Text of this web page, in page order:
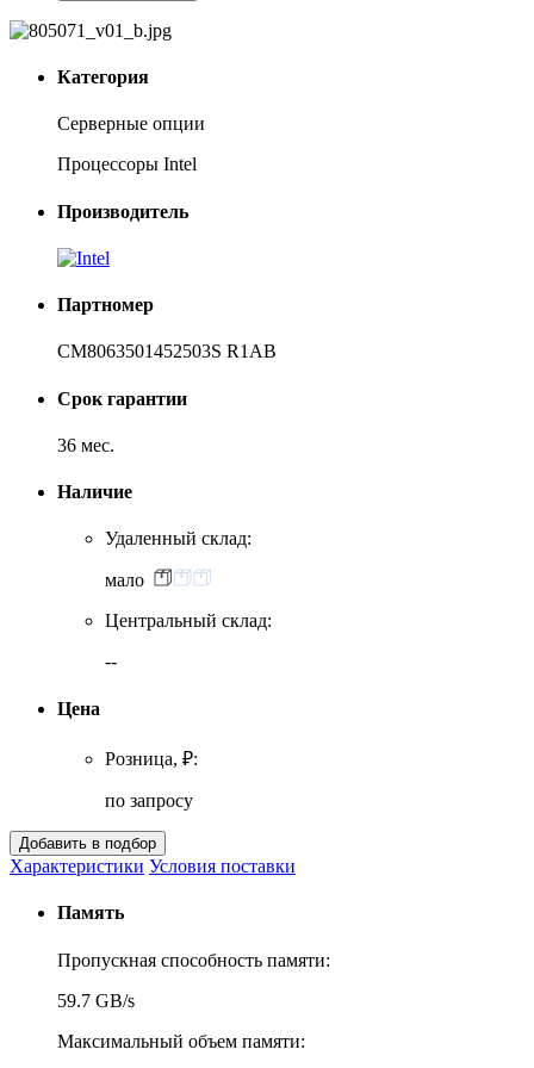
Категория
Серверные опции
Процессоры Intel
Производитель
Партномер
CM8063501452503S R1AB
Срок гарантии
36 мес.
Наличие
Удаленный склад:
мало
Центральный склад:
--
Цена
Розница, ₽:
по запросу
Характеристики Условия поставки
Память
Пропускная способность памяти:
59.7 GB/s
Максимальный объем памяти: